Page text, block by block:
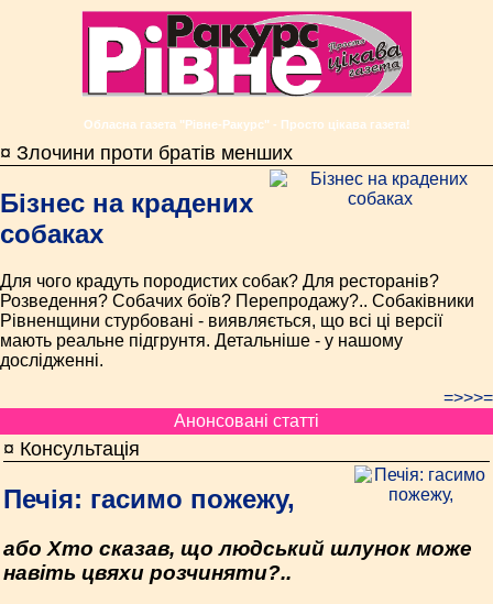
Обласна газета "Рівне-Ракурс" - Просто цікава газета!
¤ Злочини проти братів менших
Бізнес на крадених
собаках
Для чого крадуть породистих собак? Для ресторанів?
Розведення? Собачих боїв? Перепродажу?.. Собаківники
Рівненщини стурбовані - виявляється, що всі ці версії
мають реальне підгрунтя. Детальніше - у нашому
дослідженні.
=>>>=
Анонсовані статті
¤ Консультація
Печія: гасимо пожежу,
або Хто сказав, що людський шлунок може
навіть цвяхи розчиняти?..